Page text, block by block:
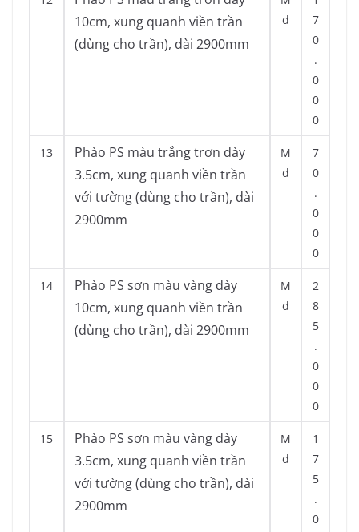
10cm, xung quanh viền trần
(dùng cho trần), dài 2900mm
d
7
0
.
0
0
0
13
Phào PS màu trắng trơn dày
3.5cm, xung quanh viền trần
với tường (dùng cho trần), dài
2900mm
M
d
7
0
.
0
0
0
14
Phào PS sơn màu vàng dày
10cm, xung quanh viền trần
(dùng cho trần), dài 2900mm
M
d
2
8
5
.
0
0
0
15
Phào PS sơn màu vàng dày
3.5cm, xung quanh viền trần
với tường (dùng cho trần), dài
2900mm
M
d
1
7
5
.
0